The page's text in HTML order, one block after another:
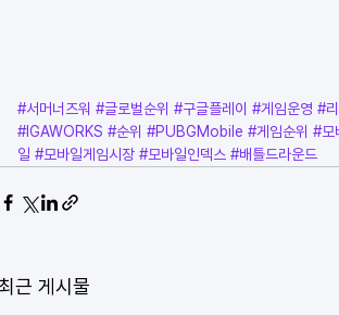
#서머너즈워 #글로벌순위 #구글플레이 #게임운영 #
#IGAWORKS #순위 #PUBGMobile #게임순위 #모
일 #모바일게임시장 #모바일인덱스 #배틀드라운드
근 게시물